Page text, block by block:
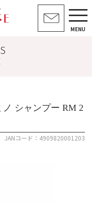
MENU
シャンプー RM 2
JANコード：4909820001203